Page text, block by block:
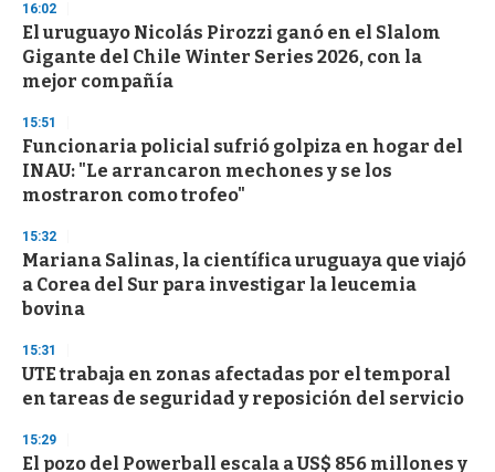
3
s
e
c
o
d
s
16:02
El uruguayo Nicolás Pirozzi ganó en el Slalom
Gigante del Chile Winter Series 2026, con la
mejor compañía
15:51
Funcionaria policial sufrió golpiza en hogar del
INAU: "Le arrancaron mechones y se los
mostraron como trofeo"
15:32
Mariana Salinas, la científica uruguaya que viajó
a Corea del Sur para investigar la leucemia
bovina
15:31
UTE trabaja en zonas afectadas por el temporal
en tareas de seguridad y reposición del servicio
15:29
El pozo del Powerball escala a US$ 856 millones y